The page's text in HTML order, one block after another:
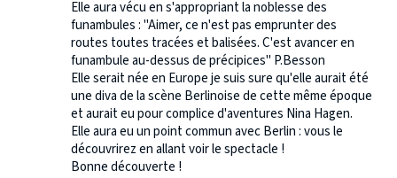
Elle aura vécu en s'appropriant la noblesse des
funambules : "Aimer, ce n'est pas emprunter des
routes toutes tracées et balisées. C'est avancer en
funambule au-dessus de précipices" P.Besson
Elle serait née en Europe je suis sure qu'elle aurait été
une diva de la scène Berlinoise de cette même époque
et aurait eu pour complice d'aventures Nina Hagen.
Elle aura eu un point commun avec Berlin : vous le
découvrirez en allant voir le spectacle !
Bonne découverte !